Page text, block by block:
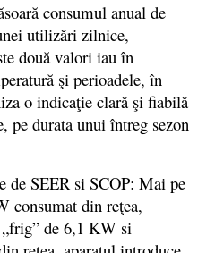
consumul anual de
utilizări zilnice,
două valori iau în
şi perioadele, în
o indicaţie clară şi fiabilă
pe durata unui întreg sezon
SEER si SCOP: Mai pe
consumat din reţea,
de 6,1 KW si